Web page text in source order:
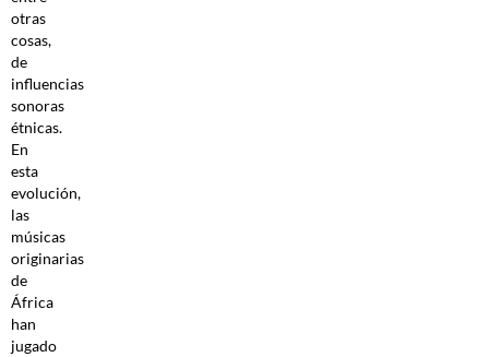
otras
cosas,
de
influencias
sonoras
étnicas.
En
esta
evolución,
las
músicas
originarias
de
África
han
jugado